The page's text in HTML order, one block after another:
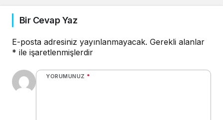
Bir Cevap Yaz
E-posta adresiniz yayınlanmayacak. Gerekli alanlar
* ile işaretlenmişlerdir
YORUMUNUZ *